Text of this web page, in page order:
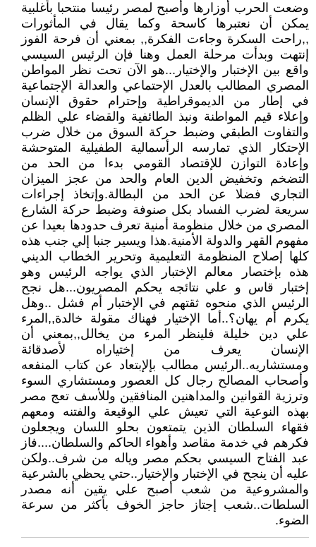
وضعت الحرب أوزارها وأصبح لمصر رئيسا منتحبا بأغلبية
يمكن أن نعتبرها كاسحة وكما يقال في المأثورات
,,راحت السكرة وجاءت الفكرة,, بمعني أن فرحة الفوز
إنتهت وبدأت مرحلة العمل وهنا فإن الرئيس السيسي
واقع بين الإختبار والإختيار...هو الآن تحت نظر المواطن
المصري المطالب بالعدل الإحتماعي والعدالة الإجتماعية
في إطار من الديموقراطية وإحترام حقوق الإنسان
وإعلاء قيم المواطنة ونبذ الطائفية والقضاء علي الظلم
والتفاوت الطبقي وضبط حركة السوق من خلال ضرب
الإحتكار الذي تمارسه الرأسمالية الطفيلية المتوحشة
وإعادة التوازن للإقتصاد القومي بدءا من الحد من
التضخم وتخفيض الدين العام والحد من عجز الميزان
التجاري فضلا عن الحد من البطالة.وإتخاذ إجراءات
سريعة لضرب الفساد بكل صنوفة وضبط حركة الشارع
المصري من خلال منظومة أمنية تعرف حدودها بعيدا عن
مفهوم القهر والدولة الأمنية.هذا ويسير جنبا إلي جنب هذه
كلها إصلاح المنظومة التعليمية وتحرير الخطاب الديني
هذه بإختصار معالم الإختبار الذي يواجه الرئيس وهو
إختبار قاس و علي نتائجه يحكم المصريون...هل نجح
الرئيس الذي منحوه ثقتهم في الإختبار أم فشل ..وهل
يكرم أم يهان؟..أما الإختيار فهناك مقولة خالدة,,المرء
علي دين خليلة فلينظر المرء من يخالل,,بمعني أن
الإنسان يعرف من إختياراه لأصدقائة
ومستشاريه..الرئيس مطالب بإلإبتعاد عن كتاب المنفعه
وأصحاب المصالح رجال كل العصور ومستشاري السوء
وترزية القوانين والمداهنين المنافقين وللأسف تعج مصر
بهذه النوعية التي تعيش علي الوقيعة والفتنه ومعهم
فقهاء السلطان الذين يتمتعون بحلو اللسان ويجعلون
فكرهم في خدمة مقاصد وأهواء الحاكم والسلطان....فاز
عبد الفتاح السيسي بحكم مصر وياله من شرف..ولكن
عليه أن ينجح في الإختبار والإختيار..حتي يحظي بالشرعية
والمشروعية من شعب أصبح علي يقين أنه مصدر
السلطات..شعب إجتاز حاجز الخوف بأكثر من سرعة
الضوء.